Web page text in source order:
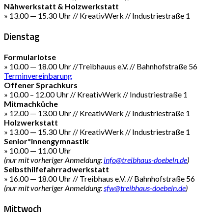
Nähwerkstatt & Holzwerkstatt
» 13.00 — 15.30 Uhr // KreativWerk // Industriestraße 1
Dienstag
Formularlotse
» 10.00 — 18.00 Uhr //Treibhauus e.V. // Bahnhofstraße 56
Terminvereinbarung
Offener Sprachkurs
» 10.00 – 12.00 Uhr // KreativWerk // Industriestraße 1
Mitmachküche
» 12.00 — 13.00 Uhr // KreativWerk // Industriestraße 1
Holzwerkstatt
» 13.00 — 15.30 Uhr // KreativWerk // Industriestraße 1
Senior*innengymnastik
» 10.00 — 11.00 Uhr
(nur mit vorheriger Anmeldung: info@treibhaus-doebeln.de)
Selbsthilfefahrradwerkstatt
» 16.00 — 18.00 Uhr // Treibhaus e.V. // Bahnhofstraße 56
(nur mit vorheriger Anmeldung:sfw@treibhaus-doebeln.de)
Mittwoch